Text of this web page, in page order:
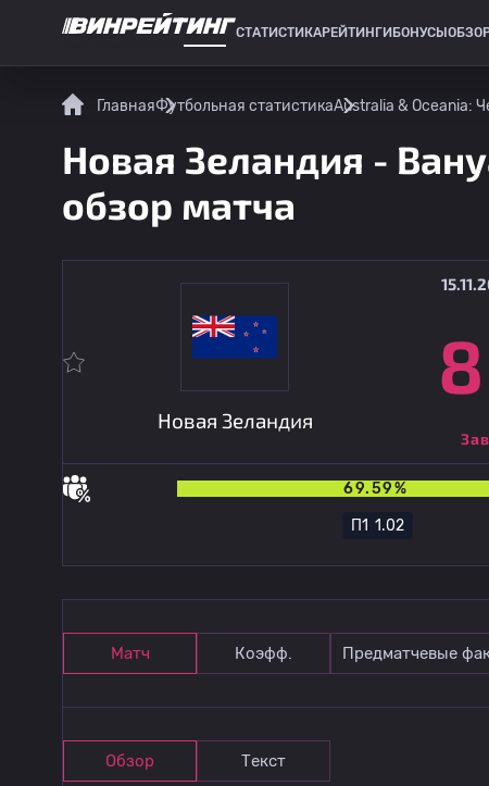
СТАТИСТИКАРЕЙТИНГИ БОНУСЫ
ГлавнаяФутбольная статистикаAustralia & Oceania:
Новая Зеландия -
обзор матча
Новая Зеландия
8
69.59%
П1 1.02
Матч Коэфф. Предматчевые
Обзор Текст